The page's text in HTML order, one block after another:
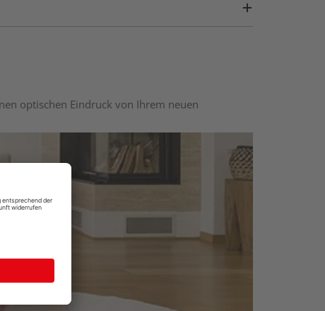
optischen Eindruck von Ihrem neuen